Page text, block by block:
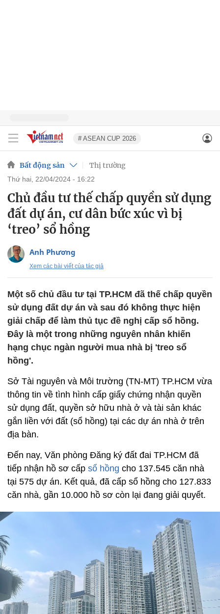
# ASEAN CUP 2026
Bất động sản Thị trường
thứ hai, 22/04/2024 - 16:22
Chủ đầu tư thế chấp quyền sử dụng
đất dự án, cư dân bức xúc vì bị
‘treo’ sổ hồng
Anh Phương
Xem các bài viết của tác giả
Một số chủ đầu tư tại TP.HCM đã thế chấp quyền
sử dụng đất dự án và sau đó không thực hiện
giải chấp để làm thủ tục đề nghị cấp sổ hồng.
Đây là một trong những nguyên nhân khiến
hạng chục ngàn người mua nhà bị 'treo sổ
hồng'.
Sở Tài nguyên và Môi trường (TN-MT) TP.HCM vừa
thông tin về tình hình cấp giấy chứng nhận quyền
sử dụng đất, quyền sở hữu nhà ở và tài sản khác
gắn liền với đất (sổ hồng) tại các dự án nhà ở trên
địa bàn.
Đến nay, Văn phòng Đăng ký đất đai TP.HCM đã
tiếp nhận hồ sơ cấp sổ hồng cho 137.545 căn nhà
tại 575 dự án. Kết quả, đã cấp sổ hồng cho 127.833
căn nhà, gần 10.000 hồ sơ còn lại đang giải quyết.